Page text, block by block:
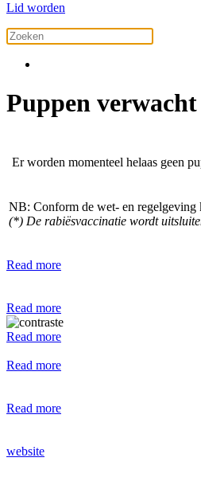
Lid worden
Puppen verwacht
Er worden momenteel helaas geen
NB: Conform de wet- en regelgeving
(*) De rabiësvaccinatie wordt
Read more
Read more
Read more
Read more
Read more
website